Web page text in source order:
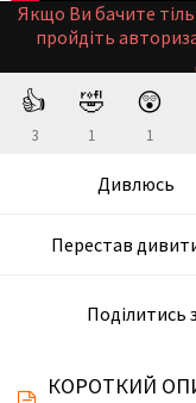
Якщо Ви бачите
пройдіть
👍
3
🤣
1
😲
1
Дивлюсь
Перестав
Поділитись
КОРОТКИЙ